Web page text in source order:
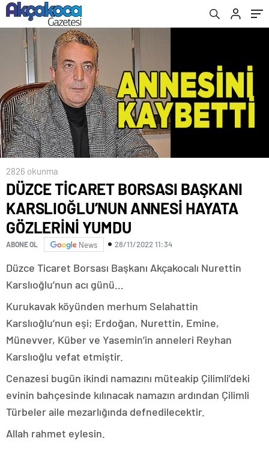
GÖZLERİNİ YUMDU
2826 okunma
DÜZCE TİCARET BORSASI BAŞKANI
KARSLIOĞLU’NUN ANNESİ HAYATA
GÖZLERİNİ YUMDU
ABONE OL News 28/11/2022 11:34
Düzce Ticaret Borsası Başkanı Akçakocalı Nurettin
Karslıoğlu’nun acı günü…
Kurukavak köyünden merhum Selahattin
Karslıoğlu’nun eşi; Erdoğan, Nurettin, Emine,
Münevver, Küber ve Yasemin’in anneleri Reyhan
Karslıoğlu vefat etmiştir.
Cenazesi bugün ikindi namazını müteakip Çilimli’deki
evinin bahçesinde kılınacak namazın ardından Çilimli
Türbeler aile mezarlığında defnedilecektir.
Allah rahmet eylesin.